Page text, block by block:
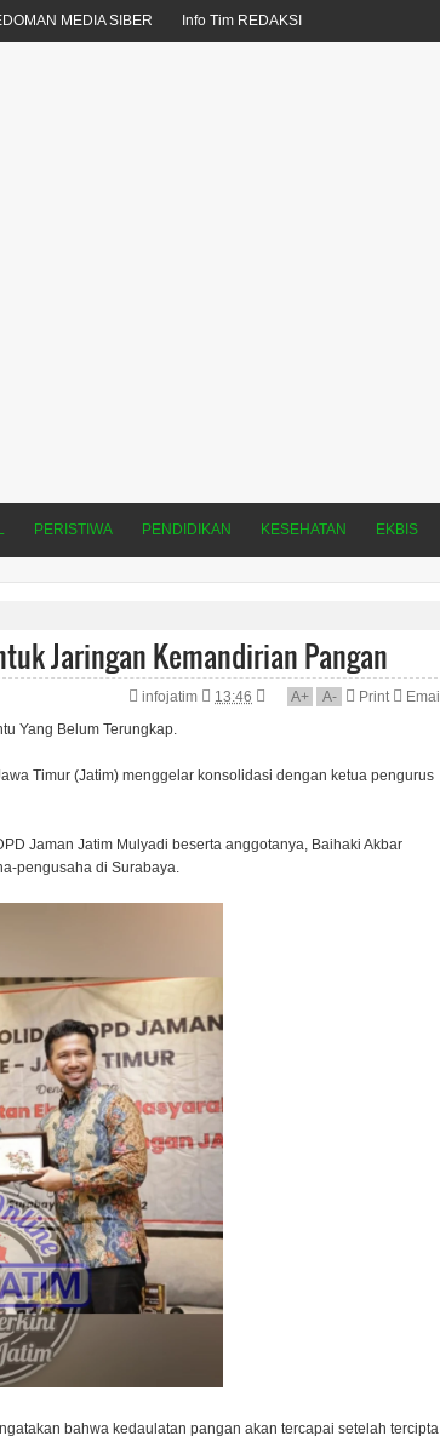
MEDIA SIBER Info Tim REDAKSI
PERISTIWA PENDIDIKAN KESEHATAN EKBIS
Jaringan Kemandirian Pangan
infojatim 13:46 A+ A- Print
Email
Yang Belum Terungkap.
Timur (Jatim) menggelar konsolidasi dengan ketua pengurus
Jaman Jatim Mulyadi beserta anggotanya, Baihaki Akbar
pengusaha di Surabaya.
bahwa kedaulatan pangan akan tercapai setelah tercipta